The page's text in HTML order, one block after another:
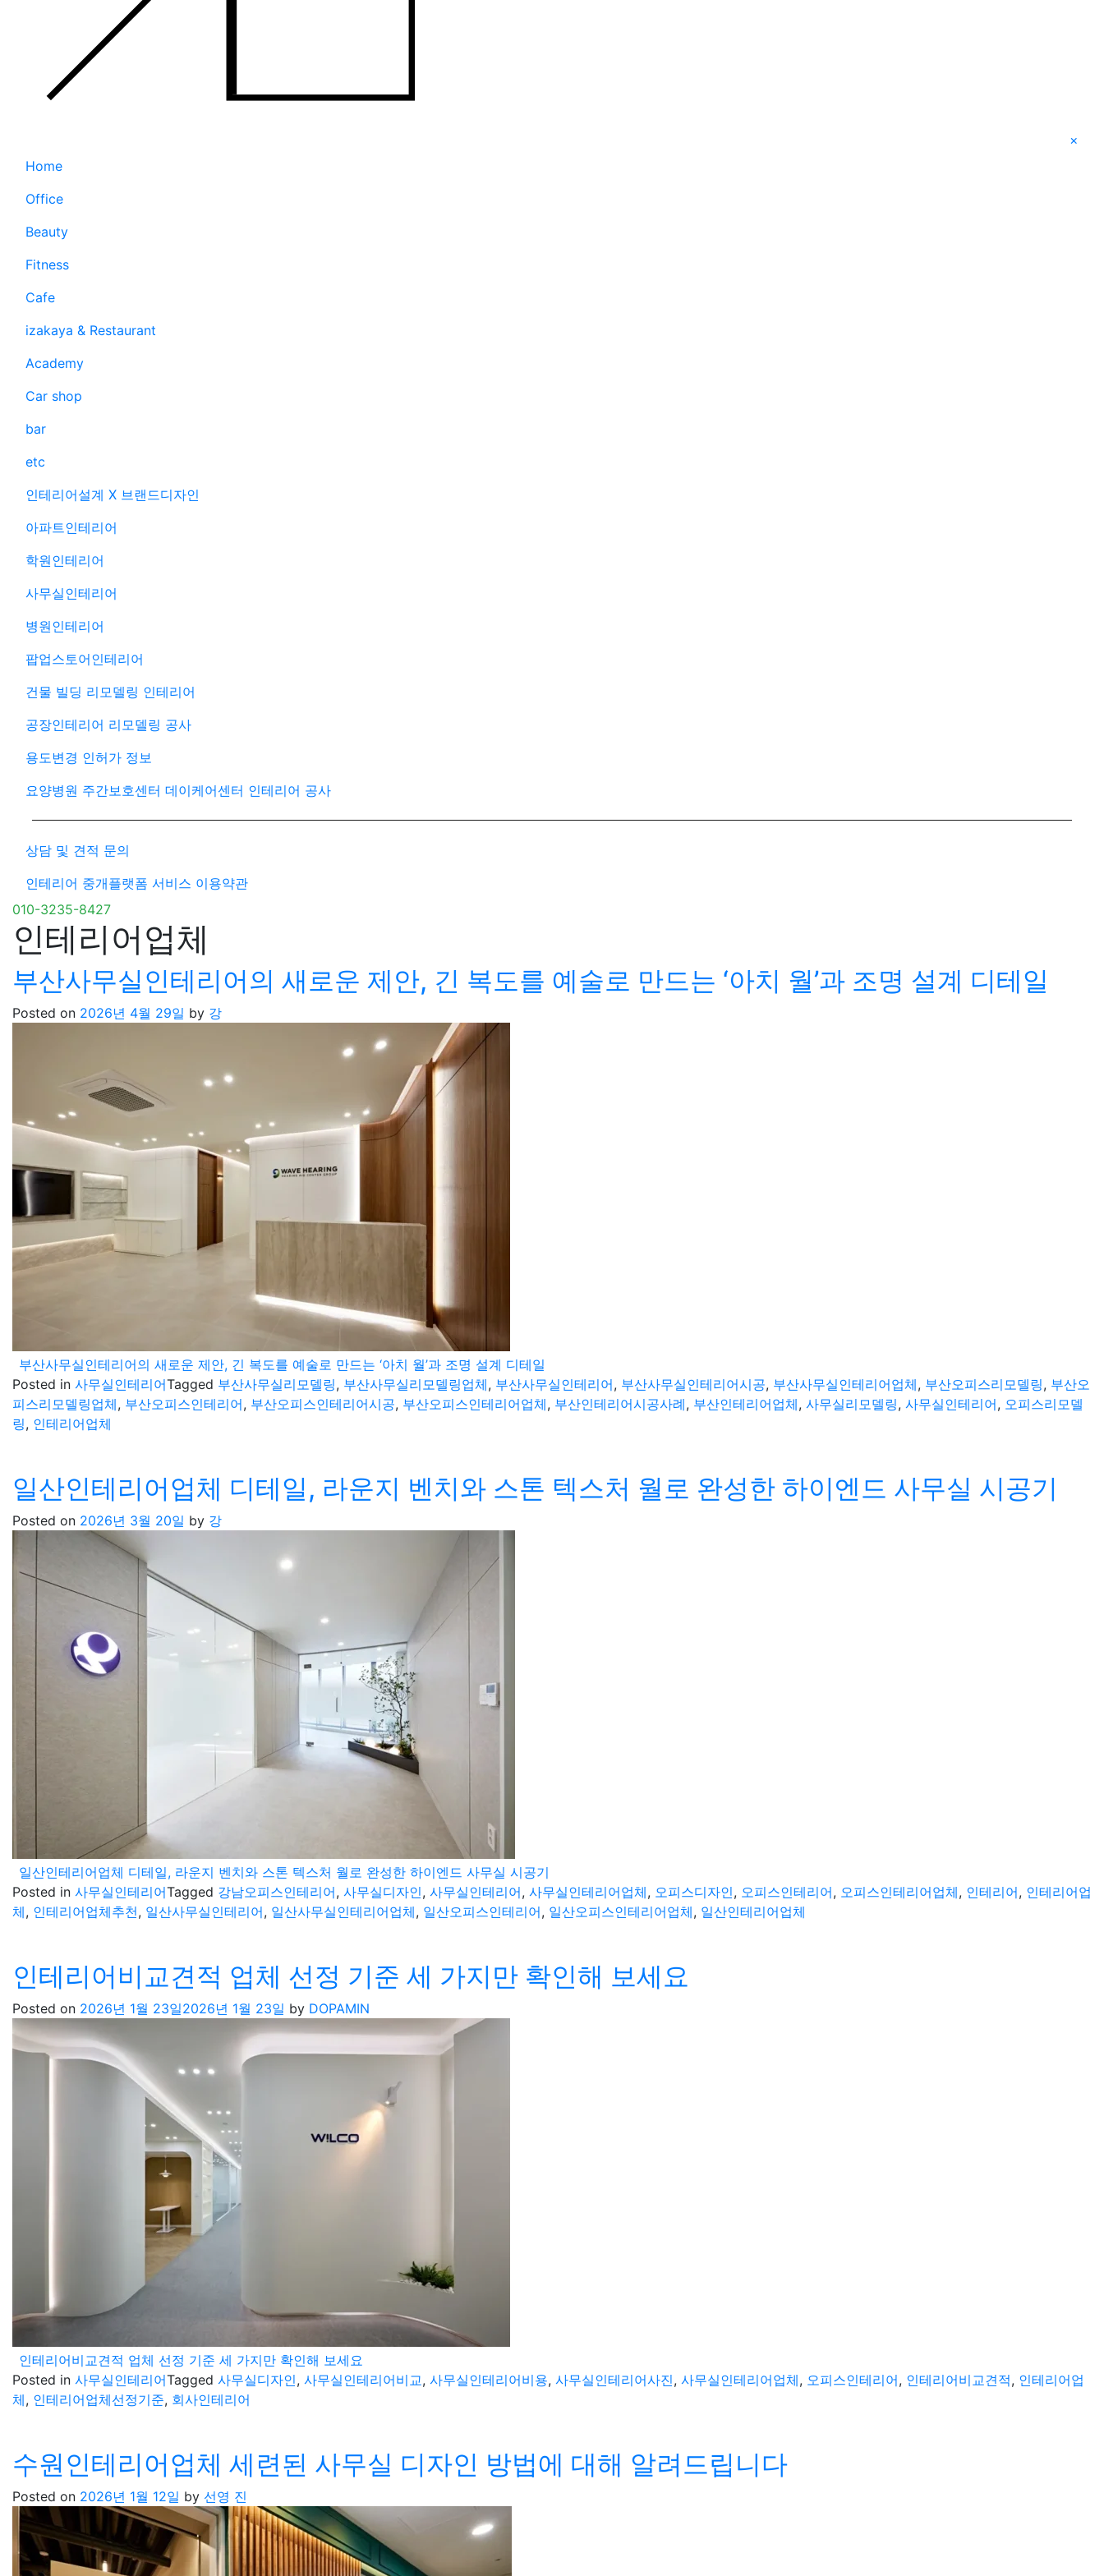
×
Home
Office
Beauty
Fitness
Cafe
izakaya & Restaurant
Academy
Car shop
bar
etc
인테리어설계 X 브랜드디자인
아파트인테리어
학원인테리어
사무실인테리어
병원인테리어
팝업스토어인테리어
건물 빌딩 리모델링 인테리어
공장인테리어 리모델링 공사
용도변경 인허가 정보
요양병원 주간보호센터 데이케어센터 인테리어 공사
상담 및 견적 문의
인테리어 중개플랫폼 서비스 이용약관
010-3235-8427
인테리어업체
부산사무실인테리어의 새로운 제안, 긴 복도를 예술로 만드는 ‘아치 월’과 조명 설계 디테일
Posted on 2026년 4월 29일 by 강
부산사무실인테리어의 새로운 제안, 긴 복도를 예술로 만드는 ‘아치 월’과 조명 설계 디테일
Posted in 사무실인테리어Tagged 부산사무실리모델링, 부산사무실리모델링업체, 부산사무실인테리어, 부산사무실인테리어시공, 부산사무실인테리어업체, 부산오피스리모델링, 부산오
피스리모델링업체, 부산오피스인테리어, 부산오피스인테리어시공, 부산오피스인테리어업체, 부산인테리어시공사례, 부산인테리어업체, 사무실리모델링, 사무실인테리어, 오피스리모델
링, 인테리어업체
일산인테리어업체 디테일, 라운지 벤치와 스톤 텍스처 월로 완성한 하이엔드 사무실 시공기
Posted on 2026년 3월 20일 by 강
일산인테리어업체 디테일, 라운지 벤치와 스톤 텍스처 월로 완성한 하이엔드 사무실 시공기
Posted in 사무실인테리어Tagged 강남오피스인테리어, 사무실디자인, 사무실인테리어, 사무실인테리어업체, 오피스디자인, 오피스인테리어, 오피스인테리어업체, 인테리어, 인테리어업
체, 인테리어업체추천, 일산사무실인테리어, 일산사무실인테리어업체, 일산오피스인테리어, 일산오피스인테리어업체, 일산인테리어업체
인테리어비교견적 업체 선정 기준 세 가지만 확인해 보세요
Posted on 2026년 1월 23일2026년 1월 23일 by DOPAMIN
인테리어비교견적 업체 선정 기준 세 가지만 확인해 보세요
Posted in 사무실인테리어Tagged 사무실디자인, 사무실인테리어비교, 사무실인테리어비용, 사무실인테리어사진, 사무실인테리어업체, 오피스인테리어, 인테리어비교견적, 인테리어업
체, 인테리어업체선정기준, 회사인테리어
수원인테리어업체 세련된 사무실 디자인 방법에 대해 알려드립니다
Posted on 2026년 1월 12일 by 선영 진